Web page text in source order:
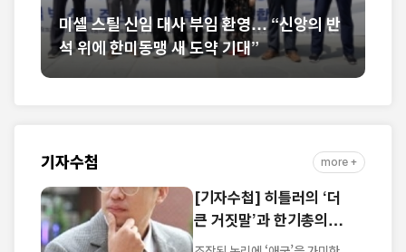
미셸 스틸 신임 대사 부임 환영… “신앙의 반
석 위에 한미동맹 새 도약 기대”
기자수첩 more +
[기자수첩] 히틀러의 ‘더
큰 거짓말’과 한기총의
'이단 음모론'